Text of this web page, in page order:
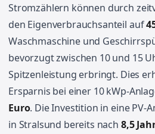
Stromzählern können durch
den Eigenverbrauchsanteil auf
Waschmaschine und
bevorzugt zwischen 10 und 15
Spitzenleistung erbringt. Dies
Ersparnis bei einer 10 kWp-
Euro. Die Investition in eine PV-
in Stralsund bereits nach 8,5